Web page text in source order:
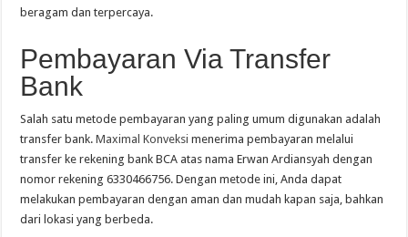
beragam dan terpercaya.
Pembayaran Via Transfer
Bank
Salah satu metode pembayaran yang paling umum digunakan adalah
transfer bank.Maximal Konveksi menerima pembayaran melalui
transfer ke rekening bank BCA atas nama Erwan Ardiansyah dengan
nomor rekening 6330466756. Dengan metode ini, Anda dapat
melakukan pembayaran dengan aman dan mudah kapan saja, bahkan
dari lokasi yang berbeda.